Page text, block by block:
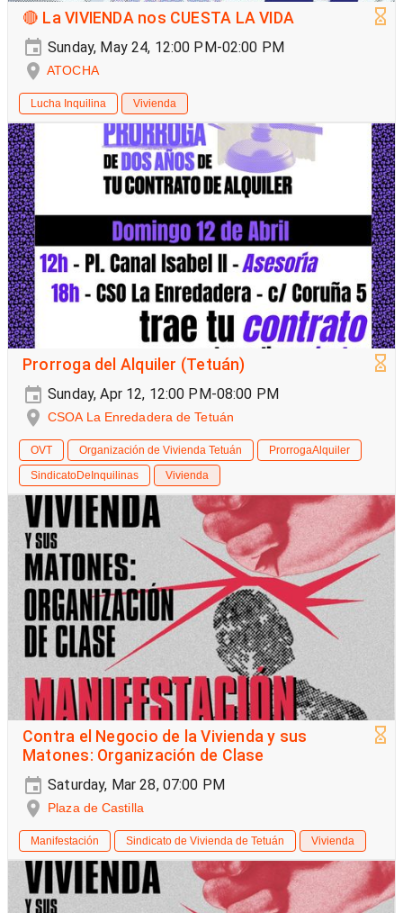
🔴 La VIVIENDA nos CUESTA LA VIDA
Sunday, May 24, 12:00 PM-02:00 PM
ATOCHA
Lucha Inquilina Vivienda
Prorroga del Alquiler (Tetuán)
Sunday, Apr 12, 12:00 PM-08:00 PM
CSOA La Enredadera de Tetuán
OVT Organización de Vivienda Tetuán
ProrrogaAlquiler
SindicatoDeInquilinas
Vivienda
Contra el Negocio de la Vivienda y sus
Matones: Organización de Clase
Saturday, Mar 28, 07:00 PM
Plaza de Castilla
Manifestación Sindicato de Vivienda de Tetuán Vivienda